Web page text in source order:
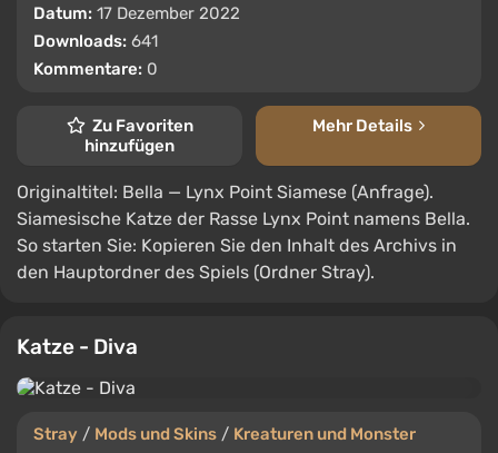
Datum: 17 Dezember 2022
Downloads: 641
Kommentare: 0
Zu Favoriten
hinzufügen
Mehr Details
Originaltitel: Bella — Lynx Point Siamese (Anfrage).
Siamesische Katze der Rasse Lynx Point namens Bella.
So starten Sie: Kopieren Sie den Inhalt des Archivs in
den Hauptordner des Spiels (Ordner Stray).
Katze - Diva
Stray / Mods und Skins / Kreaturen und Monster